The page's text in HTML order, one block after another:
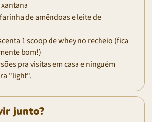
de amêndoas e leite de
1 scoop de whey no recheio (fica
bom!)
pra visitas em casa e ninguém
"light".
junto?